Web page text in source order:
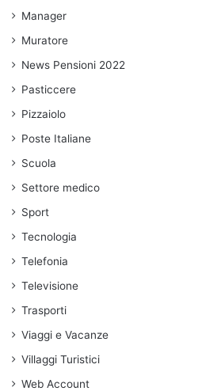
Manager
Muratore
News Pensioni 2022
Pasticcere
Pizzaiolo
Poste Italiane
Scuola
Settore medico
Sport
Tecnologia
Telefonia
Televisione
Trasporti
Viaggi e Vacanze
Villaggi Turistici
Web Account